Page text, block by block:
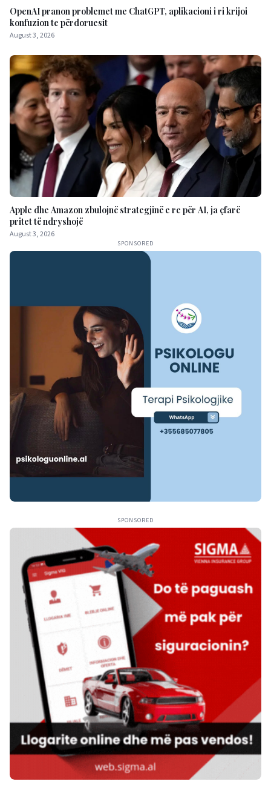
OpenAI pranon problemet me ChatGPT, aplikacioni i ri krijoi
konfuzion te përdoruesit
August 3, 2026
Apple dhe Amazon zbulojnë strategjinë e re për AI, ja çfarë
pritet të ndryshojë
August 3, 2026
SPONSORED
SPONSORED